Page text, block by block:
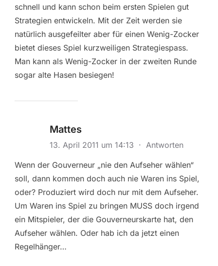
schnell und kann schon beim ersten Spielen gut
Strategien entwickeln. Mit der Zeit werden sie
natürlich ausgefeilter aber für einen Wenig-Zocker
bietet dieses Spiel kurzweiligen Strategiespass.
Man kann als Wenig-Zocker in der zweiten Runde
sogar alte Hasen besiegen!
Mattes
13. April 2011 um 14:13 · Antworten
Wenn der Gouverneur „nie den Aufseher wählen“
soll, dann kommen doch auch nie Waren ins Spiel,
oder? Produziert wird doch nur mit dem Aufseher.
Um Waren ins Spiel zu bringen MUSS doch irgend
ein Mitspieler, der die Gouverneurskarte hat, den
Aufseher wählen. Oder hab ich da jetzt einen
Regelhänger…